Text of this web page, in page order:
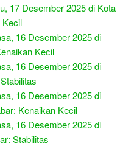
17 Desember 2025 di Kota
Kecil
16 Desember 2025 di
Kecil
16 Desember 2025 di
16 Desember 2025 di
Kenaikan Kecil
16 Desember 2025 di
Stabilitas